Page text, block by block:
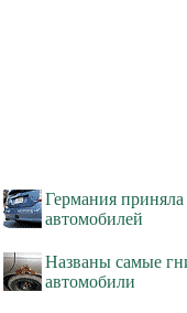
Германия
автомобилей
Названы самые
автомобили